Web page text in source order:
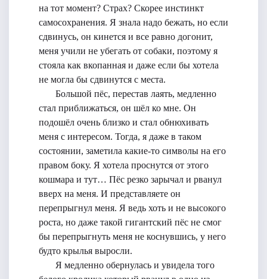
на тот момент? Страх? Скорее инстинкт
самосохранения. Я знала надо бежать, но если
сдвинусь, он кинется и все равно догонит,
меня учили не убегать от собаки, поэтому я
стояла как вкопанная и даже если бы хотела
не могла бы сдвинутся с места.
Большой пёс, перестав лаять, медленно
стал приближаться, он шёл ко мне. Он
подошёл очень близко и стал обнюхивать
меня с интересом. Тогда, я даже в таком
состоянии, заметила какие-то символы на его
правом боку. Я хотела проснутся от этого
кошмара и тут… Пёс резко зарычал и рванул
вверх на меня. И представляете он
перепрыгнул меня. Я ведь хоть и не высокого
роста, но даже такой гигантский пёс не смог
бы перепрыгнуть меня не коснувшись, у него
будто крылья выросли.
Я медленно обернулась и увидела того